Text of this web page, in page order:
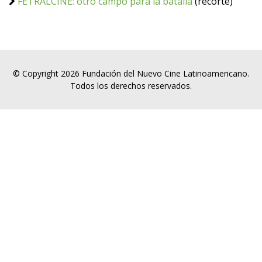
© Copyright 2026 Fundación del Nuevo Cine Latinoamericano.
Todos los derechos reservados.